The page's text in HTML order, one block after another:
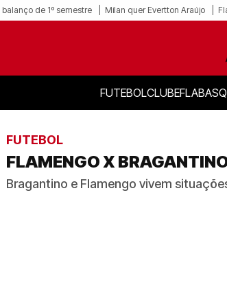
de 1º semestre Milan quer Evertton Araújo
FUTEBOLCLUBE
FUTEBOL
FLAMENGO X
Bragantino e Flamengo vivem